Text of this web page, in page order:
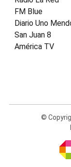
FM Blue
Diario Uno
San Juan 8
América TV
©